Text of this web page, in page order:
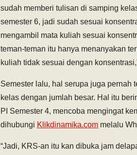
sudah memberi tulisan di samping
semester 6, jadi sudah sesuai
mengambil mata kuliah sesuai
teman-teman itu hanya menanyakan
kuliah tidak sesuai dengan
Semester lalu, hal serupa juga pernah
kelas dengan jumlah besar. Hal itu
PI Semester 4, mencoba mengingat
dihubungi Klikdinamika.com melalu
“Jadi, KRS-an itu kan dibuka jam